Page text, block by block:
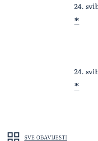
24.
*
24.
*
SVE OBAVIJESTI